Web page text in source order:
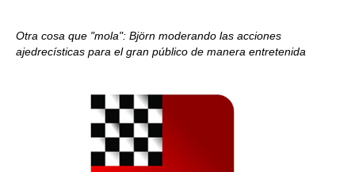
Otra cosa que "mola": Björn moderando las acciones
ajedrecísticas para el gran público de manera entretenida